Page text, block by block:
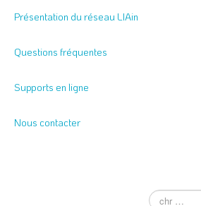
Présentation du réseau LIAin
Questions fréquentes
Supports en ligne
Nous contacter